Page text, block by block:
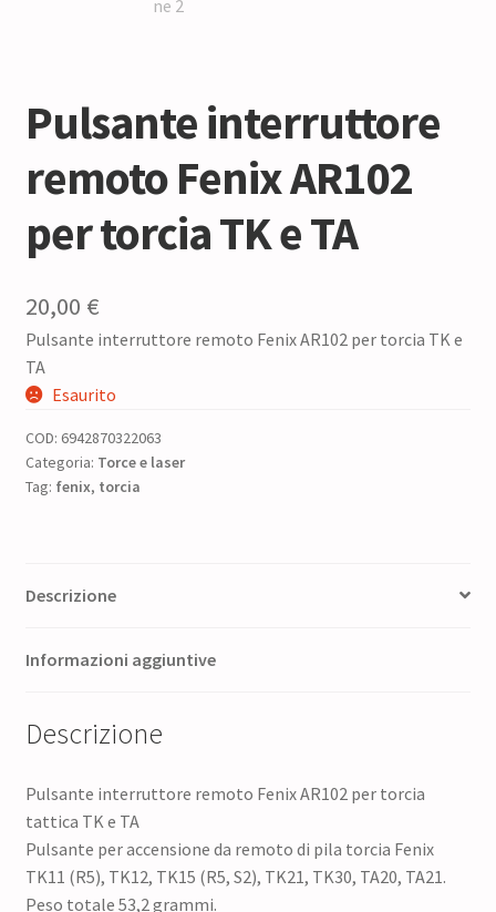
Pulsante interruttore
remoto Fenix AR102
per torcia TK e TA
20,00 €
Pulsante interruttore remoto Fenix AR102 per torcia TK e
TA
Esaurito
COD: 6942870322063
Categoria: Torce e laser
Tag: fenix, torcia
Descrizione
Informazioni aggiuntive
Descrizione
Pulsante interruttore remoto Fenix AR102 per torcia
tattica TK e TA
Pulsante per accensione da remoto di pila torcia Fenix
TK11 (R5), TK12, TK15 (R5, S2), TK21, TK30, TA20, TA21.
Peso totale 53,2 grammi.